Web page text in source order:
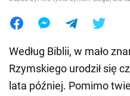
Według Biblii, w mało
Rzymskiego urodził się
lata później. Pomimo